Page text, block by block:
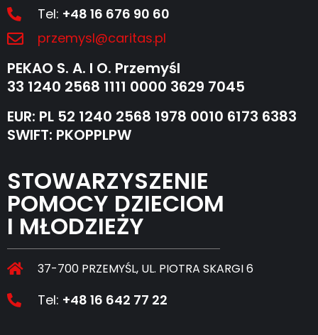
Tel: +48 16 676 90 60
przemysl@caritas.pl
PEKAO S. A. I O. Przemyśl
33 1240 2568 1111 0000 3629 7045
EUR: PL 52 1240 2568 1978 0010 6173 6383
SWIFT: PKOPPLPW
STOWARZYSZENIE
POMOCY DZIECIOM
I MŁODZIEŻY
37-700 PRZEMYŚL, UL. PIOTRA SKARGI 6
Tel: +48 16 642 77 22